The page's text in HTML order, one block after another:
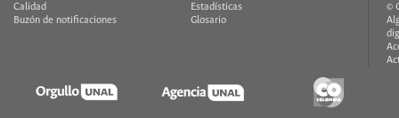
Calidad
Buzón de notificaciones
Estadísticas
Glosario
©